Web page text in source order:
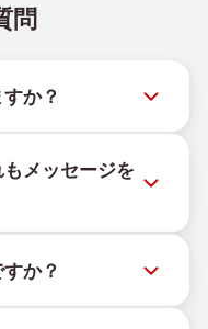
問
か？
ます。このチャン
きるよう、タイム
メッセージを
ルゴリズムにより、
がさまざまな理由で
か？